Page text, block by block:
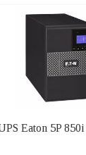
Eaton 5P